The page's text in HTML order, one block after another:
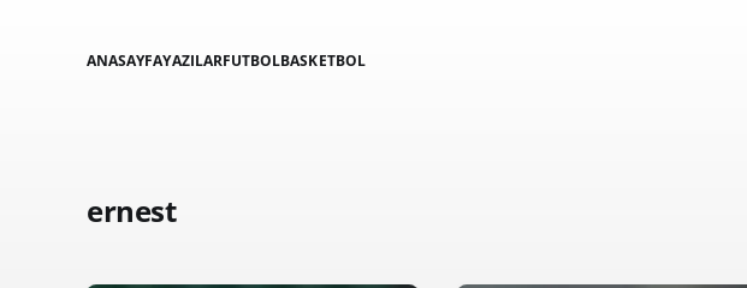
ANASAYFAYAZILARFUTBOLBASKETBOL
ernest